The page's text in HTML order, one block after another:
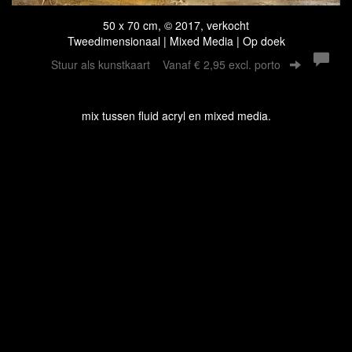
50 x 70 cm, © 2017, verkocht
Tweedimensionaal | Mixed Media | Op doek
Stuur als kunstkaart Vanaf € 2,95 excl. porto
mix tussen fluid acryl en mixed media.